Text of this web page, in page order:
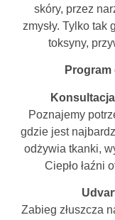
skóry, przez
zmysły. Tylko tak
toksyny,
Poznajemy
gdzie jest
odżywia tkanki,
Ciepło łaźni
Zabieg złuszcza